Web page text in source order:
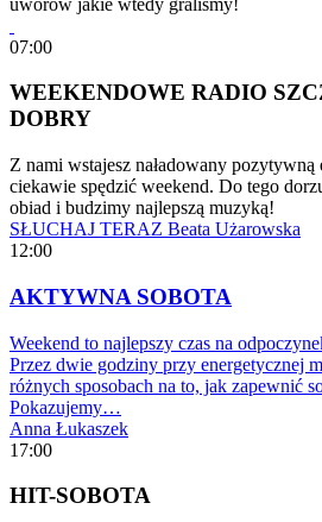
07:00
WEEKENDOWE RADIO
DOBRY
Z nami wstajesz naładowany
ciekawie spędzić weekend. Do tego
obiad i budzimy najlepszą muzyką!
SŁUCHAJ TERAZ Beata Użarowska
12:00
AKTYWNA SOBOTA
Weekend to najlepszy czas na
Przez dwie godziny przy energetycznej
różnych sposobach na to, jak zapewnić
Pokazujemy…
Anna Łukaszek
17:00
HIT-SOBOTA